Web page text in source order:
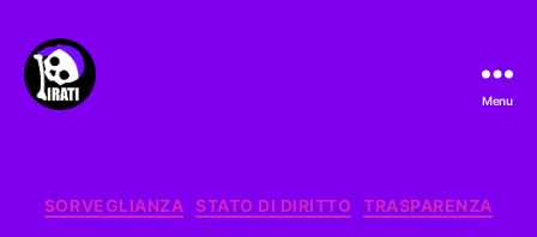
Menu
Categorie
SORVEGLIANZA STATO DI DIRITTO TRASPARENZA